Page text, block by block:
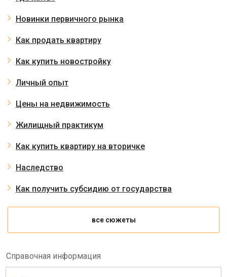
Новинки первичного рынка
Как продать квартиру
Как купить новостройку
Личный опыт
Цены на недвижимость
Жилищный практикум
Как купить квартиру на вторичке
Наследство
Как получить субсидию от государства
все сюжеты
Справочная информация